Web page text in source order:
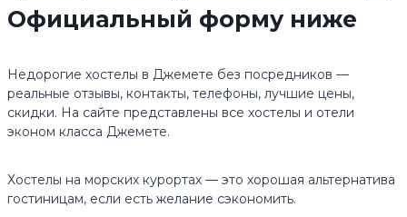
Официальный форму ниже
Недорогие хостелы в Джемете без посредников —
реальные отзывы, контакты, телефоны, лучшие цены,
скидки. На сайте представлены все хостелы и отели
эконом класса Джемете.
Хостелы на морских курортах — это хорошая альтернатива
гостиницам, если есть желание сэкономить.